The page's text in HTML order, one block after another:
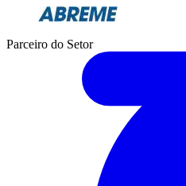
Parceiro do Setor